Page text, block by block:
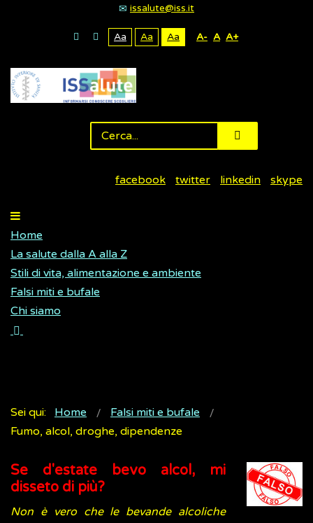
issalute@iss.it
Aa Aa Aa A- A A+
facebook twitter linkedin skype
Home
La salute dalla A alla Z
Stili di vita, alimentazione e ambiente
Falsi miti e bufale
Chi siamo
Sei qui: Home
Falsi miti e bufale
Fumo, alcol, droghe, dipendenze
Se d'estate bevo alcol, mi
disseto di più?
Non è vero che le bevande alcoliche